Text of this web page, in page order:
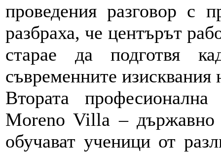
проведения разговор с
разбраха, че центърът
старае да подготвя
съвременните изисквания
Втората
Moreno Villa –
обучават ученици от